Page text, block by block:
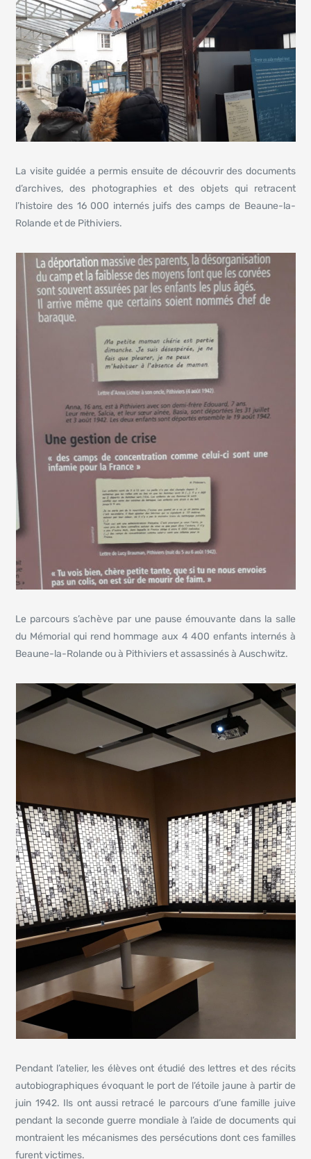
La visite guidée a permis ensuite de découvrir des documents
d’archives, des photographies et des objets qui retracent
l’histoire des 16 000 internés juifs des camps de Beaune-la-
Rolande et de Pithiviers.
Le parcours s’achève par une pause émouvante dans la salle
du Mémorial qui rend hommage aux 4 400 enfants internés à
Beaune-la-Rolande ou à Pithiviers et assassinés à Auschwitz.
Pendant l’atelier, les élèves ont étudié des lettres et des récits
autobiographiques évoquant le port de l’étoile jaune à partir de
juin 1942. Ils ont aussi retracé le parcours d’une famille juive
pendant la seconde guerre mondiale à l’aide de documents qui
montraient les mécanismes des persécutions dont ces familles
furent victimes.